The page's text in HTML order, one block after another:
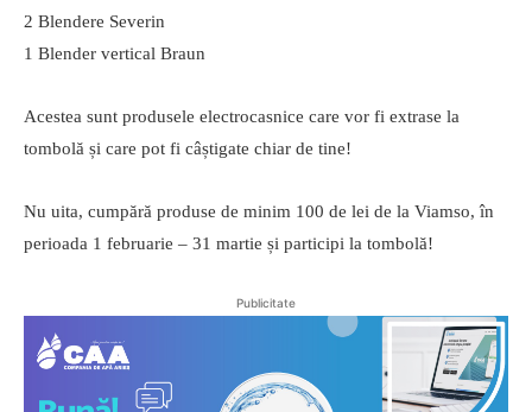
2 Blendere Severin
1 Blender vertical Braun
Acestea sunt produsele electrocasnice care vor fi extrase la
tombolă și care pot fi câștigate chiar de tine!
Nu uita, cumpără produse de minim 100 de lei de la Viamso, în
perioada 1 februarie – 31 martie și participi la tombolă!
Publicitate